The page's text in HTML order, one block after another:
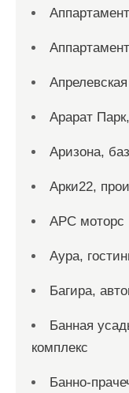
Арарат
Аризона,
Арки22,
АРС моторс
Аура,
Багира,
Банная
комплекс
Банно-